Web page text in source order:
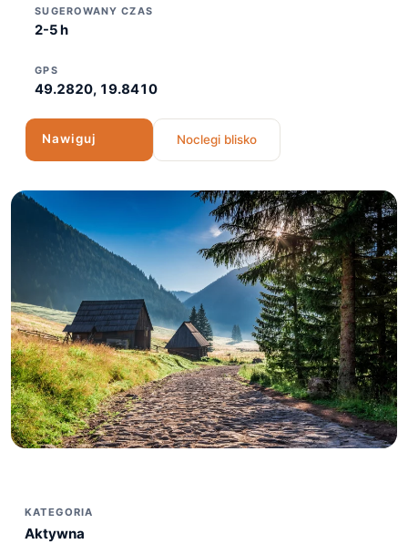
SUGEROWANY CZAS
2-5 h
GPS
49.2820, 19.8410
Nawiguj Noclegi blisko
KATEGORIA
Aktywna